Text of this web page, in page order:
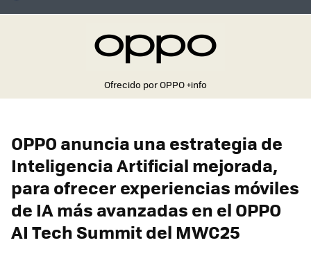
Ofrecido por OPPO+info
OPPO anuncia una estrategia de
Inteligencia Artificial mejorada,
para ofrecer experiencias móviles
de IA más avanzadas en el OPPO
AI Tech Summit del MWC25